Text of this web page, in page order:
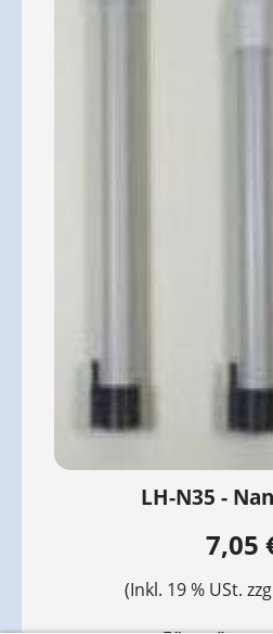
LH-N35 -
7,05
(Inkl. 19 % USt.